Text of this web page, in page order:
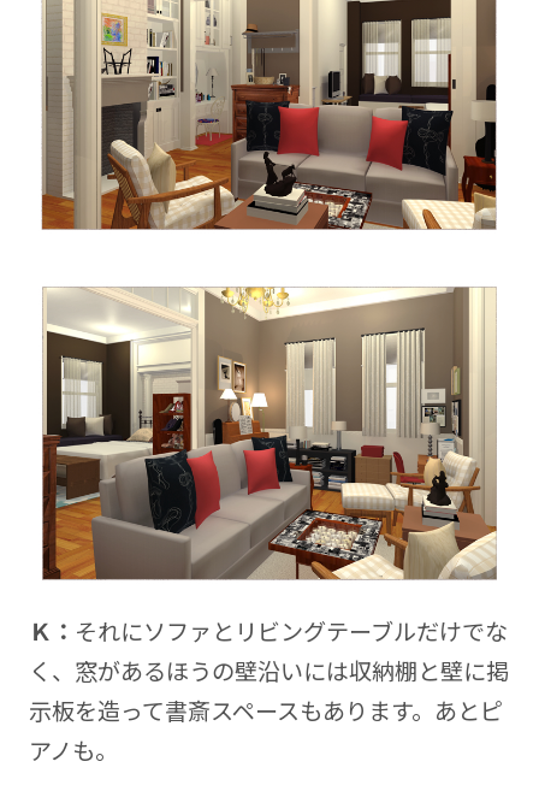
Ｋ： それにソファとリビングテーブルだけでな
く、窓があるほうの壁沿いには収納棚と壁に掲
示板を造って書斎スペースもあります。あとピ
アノも。